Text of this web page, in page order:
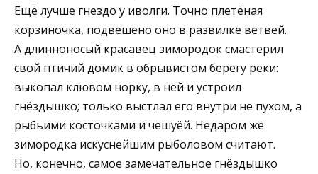
Ещё лучше гнездо у иволги. Точно плетёная
корзиночка, подвешено оно в развилке ветвей.
А длинноносый красавец зимородок смастерил
свой птичий домик в обрывистом берегу реки:
выкопал клювом норку, в ней и устроил
гнёздышко; только выстлал его внутри не пухом, а
рыбьими косточками и чешуёй. Недаром же
зимородка искуснейшим рыболовом считают.
Но, конечно, самое замечательное гнёздышко